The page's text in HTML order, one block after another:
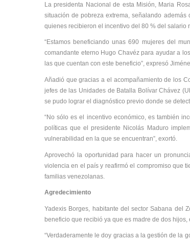
La presidenta Nacional de esta Misión, Maria
situación de pobreza extrema, señalando
quienes recibieron el incentivo del 80 % del salario
“Estamos beneficiando unas 690 mujeres del
comandante eterno Hugo Chavéz para ayudar a
las que cuentan con este beneficio”, expresó
Añadió que gracias a el acompañamiento de los
jefes de las Unidades de Batalla Bolívar Chávez
se pudo lograr el diagnóstico previo donde se
“No sólo es el incentivo económico, es también
políticas que el presidente Nicolás Maduro
vulnerabilidad en la que se encuentran”, exortó.
Aprovechó la oportunidad para hacer un
violencia en el país y reafirmó el compromiso que
familias venezolanas.
Agredecimiento
Yadexis Borges, habitante del sector Sabana del
beneficio que recibió ya que es madre de dos
“Verdaderamente le doy gracias a la gestión de la